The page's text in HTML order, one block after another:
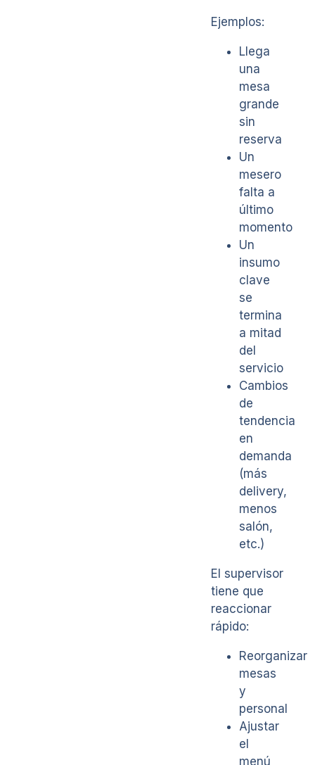
Ejemplos:
Llega
una
mesa
grande
sin
reserva
Un
mesero
falta a
último
momento
Un
insumo
clave
se
termina
a mitad
del
servicio
Cambios
de
tendencia
en
demanda
(más
delivery,
menos
salón,
etc.)
El supervisor
tiene que
reaccionar
rápido:
Reorganizar
mesas
y
personal
Ajustar
el
menú